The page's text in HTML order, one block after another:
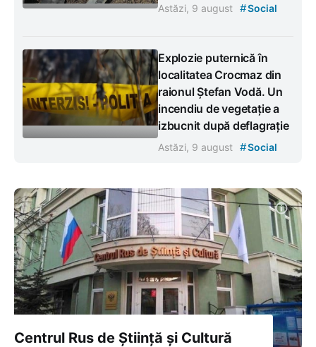
Astăzi, 9 august #Social
Explozie puternică în
localitatea Crocmaz din
raionul Ștefan Vodă. Un
incendiu de vegetație a
izbucnit după deflagrație
Astăzi, 9 august #Social
Centrul Rus de Știință și Cultură